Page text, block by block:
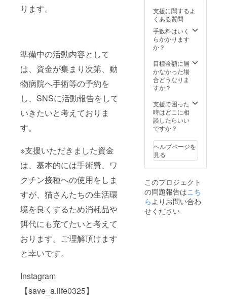
ります。
準備中の活動内容として
は、資金が集まり次第、動
物病院へ手術等の予約を
し、SNSに活動報告をして
いきたいと考えておりま
す。
※支援いただきました資金
は、基本的には手術費、ワ
クチン接種への使用をしま
すが、猫さんたちの生活環
境を良くするため消耗品や
餌代にも充てたいと考えて
おります。ご理解頂けます
と幸いです。
Instagram
【save_a.life0325】
支援に関するよ
くある質問
手数料はいく
らかかります
か？
目標金額に届
かなかった場
合どうなりま
すか？
支援で困った
時はどこに相
談したらいい
ですか？
ヘルプページを
見る
このプロジェクト
の問題報告はこち
らよりお問い合わ
せください